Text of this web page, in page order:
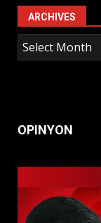
ARCHIVES
OPINYON